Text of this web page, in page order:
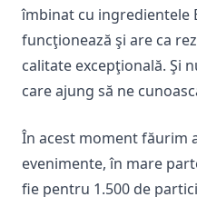
îmbinat cu ingredientele
funcţionează şi are ca
calitate excepţională. Şi
care ajung să ne
În acest moment făurim
evenimente, în mare
fie pentru 1.500 de